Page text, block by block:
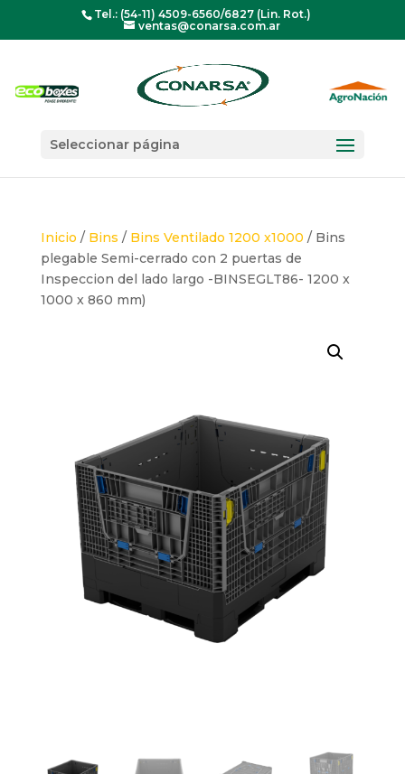
Tel.: (54-11) 4509-6560/6827 (Lin. Rot.)
ventas@conarsa.com.ar
Seleccionar página
Inicio / Bins / Bins Ventilado 1200 x1000 / Bins
plegable Semi-cerrado con 2 puertas de
Inspeccion del lado largo -BINSEGLT86- 1200 x
1000 x 860 mm)